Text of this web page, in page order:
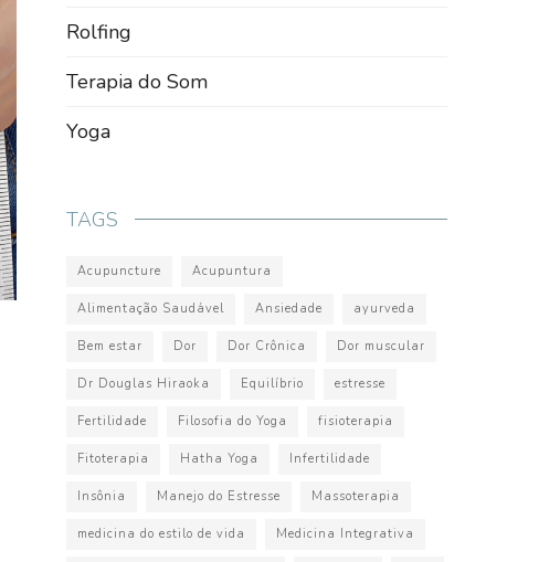
Rolfing
Terapia do Som
Yoga
TAGS
Acupuncture Acupuntura
Alimentação Saudável Ansiedade ayurveda
Bem estar Dor Dor Crônica Dor muscular
Dr Douglas Hiraoka Equilíbrio estresse
Fertilidade Filosofia do Yoga fisioterapia
Fitoterapia Hatha Yoga Infertilidade
Insônia Manejo do Estresse Massoterapia
medicina do estilo de vida Medicina Integrativa